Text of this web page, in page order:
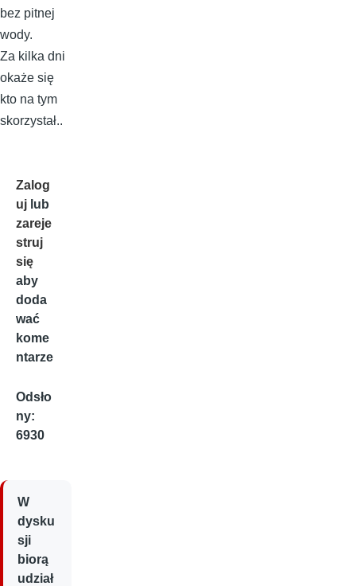
bez pitnej
wody.
Za kilka dni
okaże się
kto na tym
skorzystał..
Zalog
uj lub
zareje
struj
się
aby
doda
wać
kome
ntarze
Odsło
ny:
6930
W
dysku
sji
biorą
udział